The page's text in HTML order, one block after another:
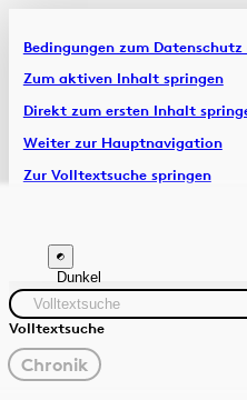
Bedingungen zum
Zum aktiven Inhalt springen
Direkt zum ersten Inhalt
Weiter zur Hauptnavigation
Zur Volltextsuche springen
Artikel
Dunkel
Volltextsuche
gewählter
Filter
Chronik